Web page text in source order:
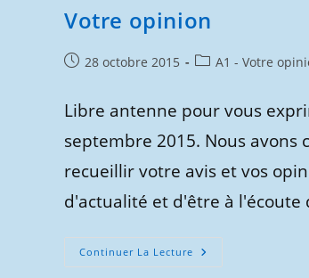
Huet.
Votre opinion
Publication
28 octobre 2015
PostA1 - Votre
Libre antenne pour vous
septembre 2015. Nous
recueillir votre avis et vos
d'actualité et d'être à l'écoute
Continuer La Lecture Votre
Opinion